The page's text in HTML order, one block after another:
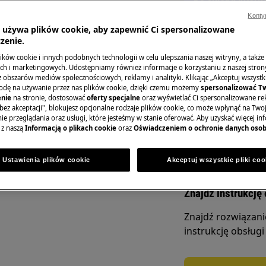
user-manuals/
lub konserwacyjnych wyłącz
Zamów wizytę
W celu
do strony Serwis.
Zarezerwuj
Znajdź instrukcję
Znajdź
instrukcję
używa plików cookie, aby zapewnić Ci spersonalizowane
cookie i innych podobnych technologii w celu ulepszania naszej witryny, a także
i marketingowych. Udostępniamy również informacje o korzystaniu z naszej
mediów społecznościowych, reklamy i analityki. Klikając „Akceptuj
na używanie przez nas plików cookie, dzięki czemu możemy spersonalizować
na stronie, dostosować oferty specjalne oraz wyświetlać Ci spersonalizowane
akceptacji", blokujesz opcjonalne rodzaje plików cookie, co może wpłynąć na
przeglądania oraz usługi, które jesteśmy w stanie oferować. Aby uzyskać więcej
nasząInformacją o plikach cookie oraz Oświadczeniem o ochronie danych
Ustawienia plików cookie Akceptuj wszystkie pliki